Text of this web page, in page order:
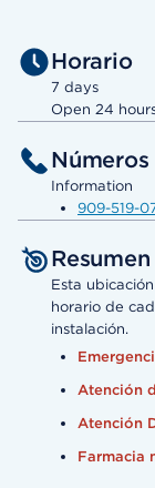
Horario
7 days
Open 24
Information
909-519-
Esta
horario de
instalación.
Atención
Atención
Farmacia